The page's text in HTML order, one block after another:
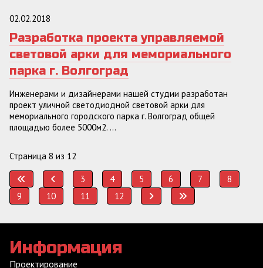
02.02.2018
Разработка проекта управляемой
световой арки для мемориального
парка г. Волгоград
Инженерами и дизайнерами нашей студии разработан
проект уличной светодиодной световой арки для
мемориального городского парка г. Волгоград общей
площадью более 5000м2. ...
Страница 8 из 12
3 4 5 6 7
8
9
10 11 12
Информация
Проектирование